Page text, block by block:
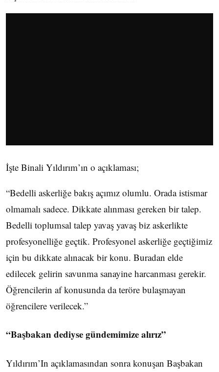
İşte Binali Yıldırım’ın o açıklaması;
“Bedelli askerliğe bakış açımız olumlu. Orada istismar
olmamalı sadece. Dikkate alınması gereken bir talep.
Bedelli toplumsal talep yavaş yavaş biz askerlikte
profesyonelliğe geçtik. Profesyonel askerliğe geçtiğimiz
için bu dikkate alınacak bir konu. Buradan elde
edilecek gelirin savunma sanayine harcanması gerekir.
Öğrencilerin af konusunda da teröre bulaşmayan
öğrencilere verilecek.”
“Başbakan dediyse gündemimize alırız”
Yıldırım’In açıklamasından sonra konuşan Başbakan